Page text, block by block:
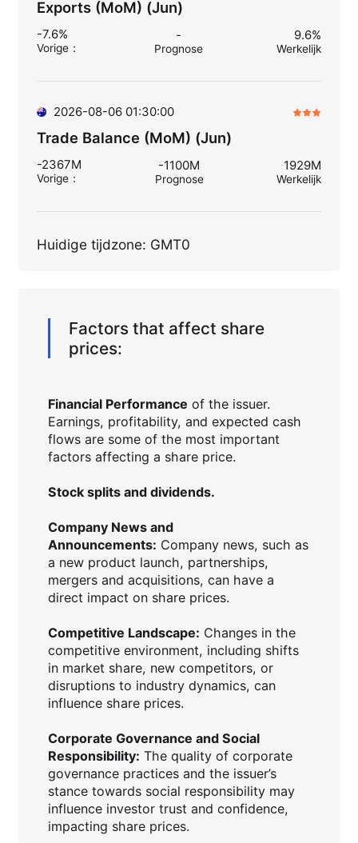
Exports (MoM) (Jun)
-7.6%
Vorige：
-
Prognose
9.6%
Werkelijk
2026-08-06 01:30:00
Trade Balance (MoM) (Jun)
-2367M
Vorige：
-1100M
Prognose
1929M
Werkelijk
Huidige tijdzone: GMT0
Factors that affect share
prices:
Financial Performance of the issuer.
Earnings, profitability, and expected cash
flows are some of the most important
factors affecting a share price.
Stock splits and dividends.
Company News and
Announcements: Company news, such as
a new product launch, partnerships,
mergers and acquisitions, can have a
direct impact on share prices.
Competitive Landscape: Changes in the
competitive environment, including shifts
in market share, new competitors, or
disruptions to industry dynamics, can
influence share prices.
Corporate Governance and Social
Responsibility: The quality of corporate
governance practices and the issuer’s
stance towards social responsibility may
influence investor trust and confidence,
impacting share prices.